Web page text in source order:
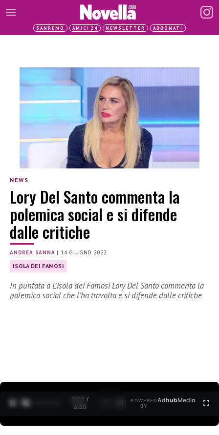
SANREMO AMICI 24 NEWSLETTER ABBONATI
NEWS
Lory Del Santo commenta la
polemica social e si difende
dalle critiche
ANDREA SANNA | 14 GIUGNO 2022
ISOLA DEI FAMOSI
In puntata a L’isola dei Famosi Lory Del Santo commenta la
polemica social che l’ha travolta e si difende dalle critiche
0:28 /
3:35
POWERED
BY
AdhubMedia